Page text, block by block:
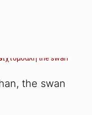
the swan